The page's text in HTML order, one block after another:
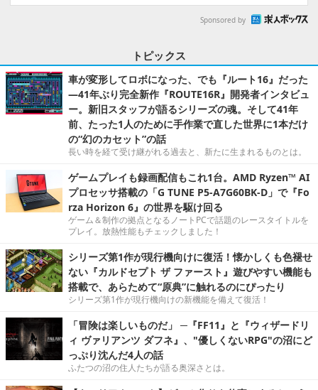
Sponsored by
トピックス
車が変形してロボになった、でも『ルート16』だった
―41年ぶり完全新作『ROUTE16R』開発者インタビュ
ー。新旧スタッフが語るシリーズの魂。そして41年
前、たった1人のために手作業で直した世界に1本だけ
の“幻のカセット”の話
長い時を経て受け継がれる過去と、新たに生まれるものとは。
ゲームプレイも録画配信もこれ1台。AMD Ryzen™ AI
プロセッサ搭載の「G TUNE P5-A7G60BK-D」で『Fo
rza Horizon 6』の世界を駆け回る
ゲーム＆制作の拠点となるノートPCで話題のレースタイトルを
プレイ。放熱性能もチェックしました！
シリーズ第1作が現行機向けに復活！懐かしくも色褪せ
ない『カルドセプト ザ ファースト』遊びやすい機能も
搭載で、あらためて“原典”に触れるのにぴったり
シリーズ第1作が現行機向けの新機能を備えて復活！
「冒険は楽しいものだ」 ─『FF11』と『ウィザードリ
ィ ヴァリアンツ ダフネ』、"優しくないRPG"の沼にど
っぷり沈んだ4人の話
ふたつの沼の住人たちが語る奥深さとは。